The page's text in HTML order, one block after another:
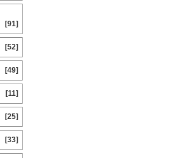
[91]
[52]
[49]
[11]
[25]
[33]